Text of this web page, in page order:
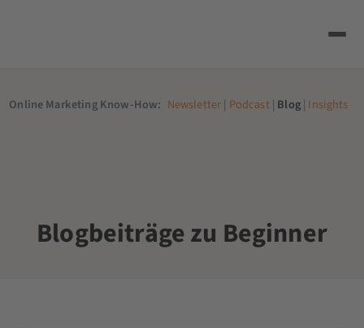
Online Marketing Know-How: Newsletter| Podcast| Blog| Insights
Blogbeiträge zu Beginner